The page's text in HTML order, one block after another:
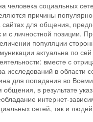
человека социальных
причины
сайтах для общения,
и с личностной позиции.
популяции
актуальна по
вместе с
исследований в области
для попадания во
общения, в результате
интернет-
сетей, так и